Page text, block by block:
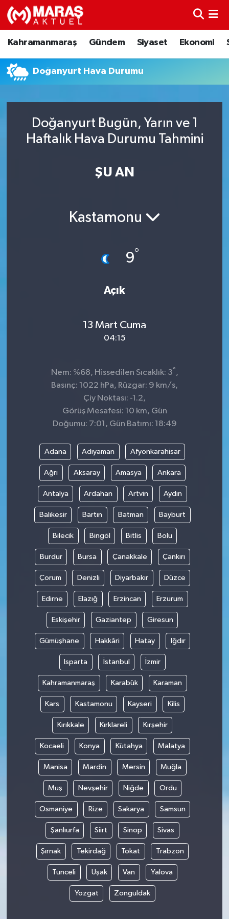
Kahramanmaraş Gündem Siyaset Ekonomi
Doğanyurt Hava Durumu
Doğanyurt Bugün, Yarın ve 1
Haftalık Hava Durumu Tahmini
ŞU AN
Kastamonu
9°
Açık
13 Mart Cuma
04:15
Nem: %68, Hissedilen Sıcaklık: 3° ,
Basınç: 1022 hPa, Rüzgar: 9 km/s,
Çiy Noktası: -1.2,
Görüş Mesafesi: 10 km, Gün
Doğumu: 7:01, Gün Batımı: 18:49
Adana Adıyaman Afyonkarahisar
Ağrı Aksaray Amasya Ankara
Antalya Ardahan Artvin Aydın
Balıkesir Bartın Batman Bayburt
Bilecik Bingöl Bitlis Bolu
Burdur Bursa Çanakkale Çankırı
Çorum Denizli Diyarbakır Düzce
Edirne Elazığ Erzincan Erzurum
Eskişehir Gaziantep Giresun
Gümüşhane Hakkâri Hatay Iğdır
Isparta İstanbul İzmir
Kahramanmaraş Karabük Karaman
Kars Kastamonu Kayseri Kilis
Kırıkkale Kırklareli Kırşehir
Kocaeli Konya Kütahya Malatya
Manisa Mardin Mersin Muğla
Muş Nevşehir Niğde Ordu
Osmaniye Rize Sakarya Samsun
Şanlıurfa Siirt Sinop Sivas
Şırnak Tekirdağ Tokat Trabzon
Tunceli Uşak Van Yalova
Yozgat Zonguldak
Kahramanmaraş
Ekonomi
Spor
Nöbetçi Eczaneler
Trafik Durumu
TFF 3.Lig 4.Grup Puan Durumu ve Fikstür
Haber Arşivi